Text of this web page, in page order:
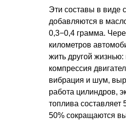
Эти составы в виде
добавляются в
0,3−0,4 грамма.
километров
жить другой
компрессия
вибрация и шум,
работа цилиндров,
топлива составляет
50% сокращаются